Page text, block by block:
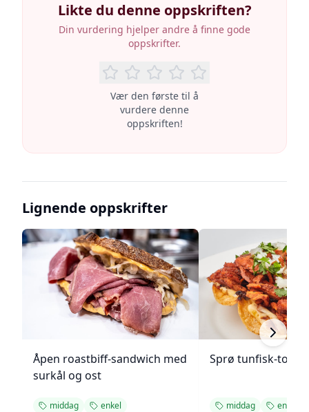
Likte du denne oppskriften?
Din vurdering hjelper andre å finne gode
oppskrifter.
Vær den første til å
vurdere denne
oppskriften!
Lignende oppskrifter
Åpen roastbiff-sandwich med
surkål og ost
middag enkel
Sprø tunfisk-
middag enkel